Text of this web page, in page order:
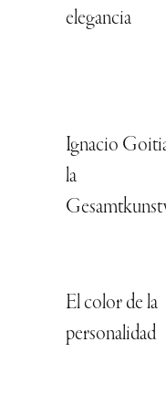
elegancia
Ignacio
la
El color de la
personalidad